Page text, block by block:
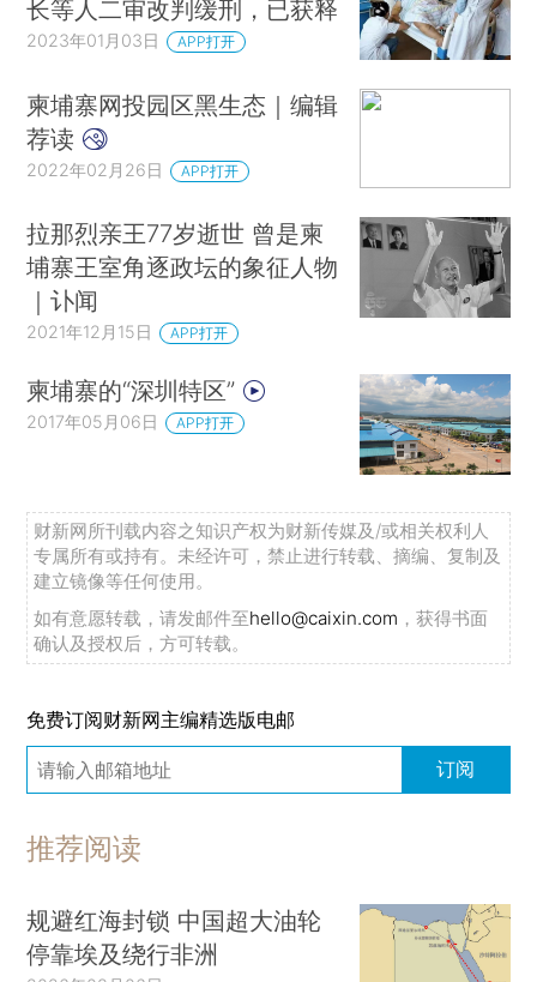
长等人二审改判缓刑，已获释
2023年01月03日 APP打开
柬埔寨网投园区黑生态｜编辑
荐读
2022年02月26日 APP打开
拉那烈亲王77岁逝世 曾是柬
埔寨王室角逐政坛的象征人物
｜讣闻
2021年12月15日 APP打开
柬埔寨的“深圳特区”
2017年05月06日 APP打开
财新网所刊载内容之知识产权为财新传媒及/或相关权利人
专属所有或持有。未经许可，禁止进行转载、摘编、复制及
建立镜像等任何使用。
如有意愿转载，请发邮件至hello@caixin.com ，获得书面
确认及授权后，方可转载。
免费订阅财新网主编精选版电邮
订阅
推荐阅读
规避红海封锁 中国超大油轮
停靠埃及绕行非洲